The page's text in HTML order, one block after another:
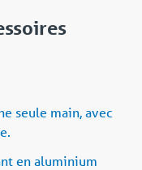
seule main, avec
en aluminium